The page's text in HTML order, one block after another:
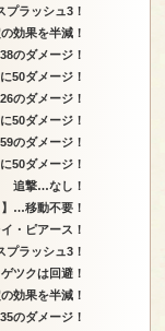
プラッシュ3！
効果を半減！
のダメージ！
50ダメージ！
のダメージ！
50ダメージ！
のダメージ！
50ダメージ！
追撃…なし！
…移動不要！
・ピアース！
プラッシュ3！
ツクは回避！
効果を半減！
のダメージ！